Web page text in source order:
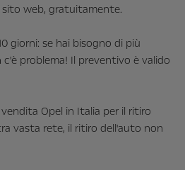
web, gratuitamente.
giorni: se hai bisogno di più
problema! Il preventivo è valido
Opel in Italia per il ritiro
vasta rete, il ritiro dell'auto non